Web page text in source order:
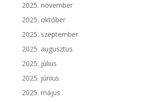
2025. november
2025. október
2025. szeptember
2025. augusztus
2025. július
2025. június
2025. május